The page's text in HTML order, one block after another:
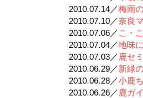
2010.07.14／梅雨
2010.07.10／奈良
2010.07.06／ こ・
2010.07.04／地味
2010.07.03／ 鹿セ
2010.06.29／新緑
2010.06.28／小鹿
2010.06.26／ 鹿ガ